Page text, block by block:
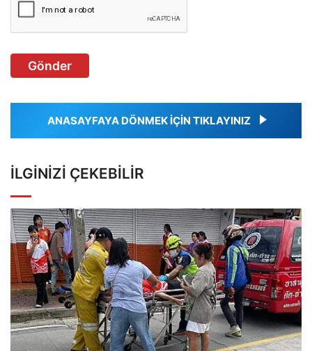
Gönder
ANASAYFAYA DÖNMEK İÇİN TIKLAYINIZ
İLGINIZI ÇEKEBILIR